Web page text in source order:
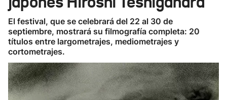
Eguraldia
El festival, que se celebrará del 22 al 30 de
septiembre, mostrará su filmografía completa: 20
títulos entre largometrajes, mediometrajes y
cortometrajes.